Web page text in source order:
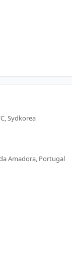
Sydkorea
Amadora, Portugal